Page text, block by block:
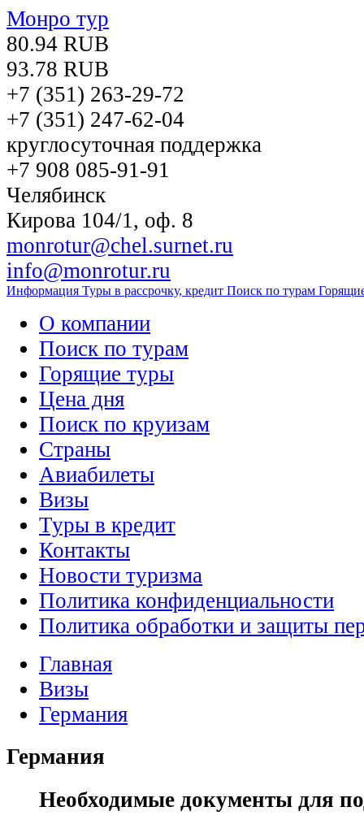
Монро тур
80.94 RUB
93.78 RUB
+7 (351) 263-29-72
+7 (351) 247-62-04
круглосуточная поддержка
+7 908 085-91-91
Челябинск
Кирова 104/1, оф. 8
monrotur@chel.surnet.ru
info@monrotur.ru
Информация Туры в рассрочку, кредит Поиск по турам
О компании
Поиск по турам
Горящие туры
Цена дня
Поиск по круизам
Страны
Авиабилеты
Визы
Туры в кредит
Контакты
Новости туризма
Политика конфиденциальности
Политика обработки и защиты
Главная
Визы
Германия
Германия
Необходимые документы для